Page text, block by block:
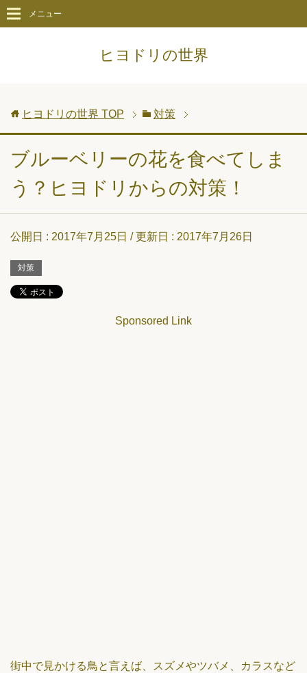
ヒヨドリの世界
メニュー
ヒヨドリの世界 TOP 対策
ブルーベリーの花を食べてしま
う？ヒヨドリからの対策！
公開日 : 2017年7月25日 / 更新日 : 2017年7月26日
対策
Sponsored Link
街中で見かける鳥と言えば、スズメやツバメ、カラスなど